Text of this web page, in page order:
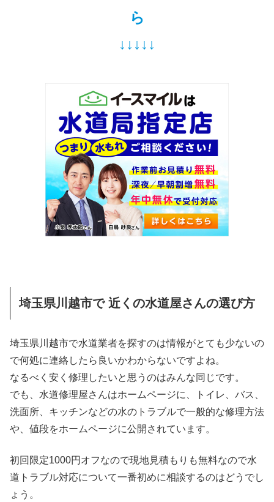
ら
↓↓↓↓↓
埼玉県川越市で 近くの水道屋さんの選び方
埼玉県川越市で水道業者を探すのは情報がとても少ないの
で何処に連絡したら良いかわからないですよね。
なるべく安く修理したいと思うのはみんな同じです。
でも、水道修理屋さんはホームページに、トイレ、バス、
洗面所、キッチンなどの水のトラブルで一般的な修理方法
や、値段をホームページに公開されています。
初回限定1000円オフなので現地見積もりも無料なので水
道トラブル対応について一番初めに相談するのはどうでし
ょう。